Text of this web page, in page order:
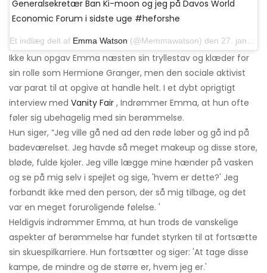
Generalsekretær Ban Ki-moon og jeg på Davos World
Economic Forum i sidste uge #heforshe
Et indlæg delt af Emma Watson (@Memmawatson) den 27. januar 2015 kl. 07.44 PST
Ikke kun opgav Emma næsten sin tryllestav og klæder for
sin rolle som Hermione Granger, men den sociale aktivist
var parat til at opgive at handle helt. I et dybt oprigtigt
interview med Vanity Fair , Indrømmer Emma, ​​at hun ofte
føler sig ubehagelig med sin berømmelse.
Hun siger, ”Jeg ville gå ned ad den røde løber og gå ind på
badeværelset. Jeg havde så meget makeup og disse store,
bløde, fulde kjoler. Jeg ville lægge mine hænder på vasken
og se på mig selv i spejlet og sige, 'hvem er dette?' Jeg
forbandt ikke med den person, der så mig tilbage, og det
var en meget foruroligende følelse. '
Heldigvis indrømmer Emma, ​​at hun trods de vanskelige
aspekter af berømmelse har fundet styrken til at fortsætte
sin skuespilkarriere. Hun fortsætter og siger: 'At tage disse
kampe, de mindre og de større er, hvem jeg er.'